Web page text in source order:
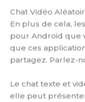
Chat Vidéo
En plus de cela,
pour Android que
que ces
partagez. Parlez-
Le chat texte et
elle peut